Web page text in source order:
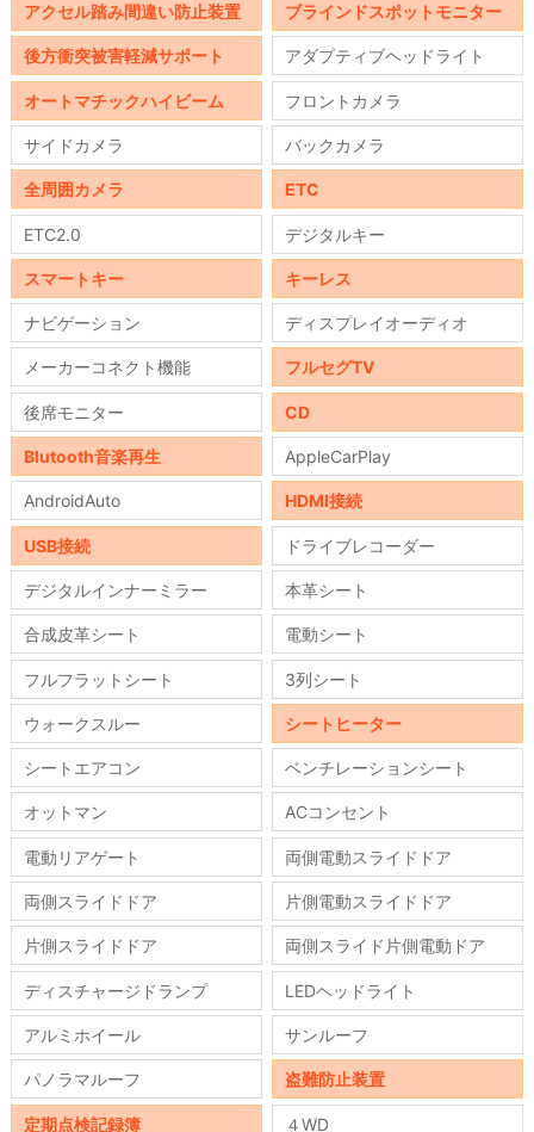
アクセル踏み間違い防止装置 ブラインドスポットモニター
後方衝突被害軽減サポート アダプティブヘッドライト
オートマチックハイビーム フロントカメラ
サイドカメラ バックカメラ
全周囲カメラ ETC
ETC2.0 デジタルキー
スマートキー キーレス
ナビゲーション ディスプレイオーディオ
メーカーコネクト機能 フルセグTV
後席モニター CD
Blutooth音楽再生 AppleCarPlay
AndroidAuto HDMI接続
USB接続 ドライブレコーダー
デジタルインナーミラー 本革シート
合成皮革シート 電動シート
フルフラットシート 3列シート
ウォークスルー シートヒーター
シートエアコン ベンチレーションシート
オットマン ACコンセント
電動リアゲート 両側電動スライドドア
両側スライドドア 片側電動スライドドア
片側スライドドア 両側スライド片側電動ドア
ディスチャージドランプ LEDヘッドライト
アルミホイール サンルーフ
パノラマルーフ 盗難防止装置
定期点検記録簿 ４WD